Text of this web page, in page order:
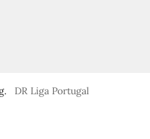
DR Liga Portugal